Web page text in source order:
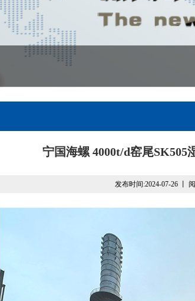
宁国海螺 4000t/d窑尾SK505
发布时间:2024-07-26 丨